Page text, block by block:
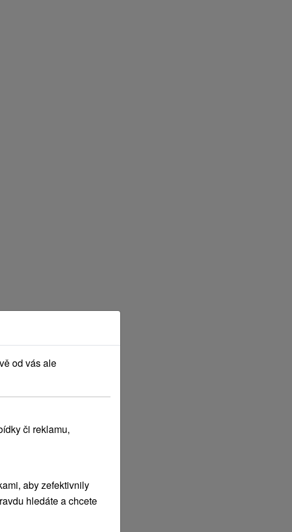
od vás ale
či reklamu,
aby zefektivnily
hledáte a chcete